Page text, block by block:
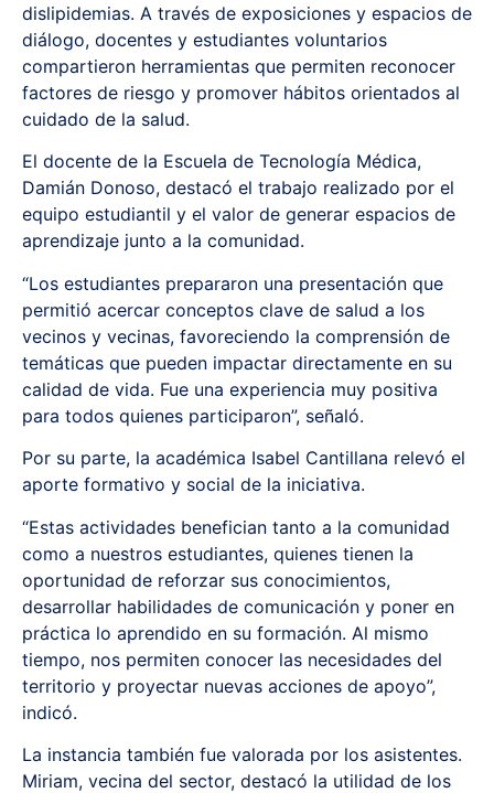
dislipidemias. A través de exposiciones y espacios de
diálogo, docentes y estudiantes voluntarios
compartieron herramientas que permiten reconocer
factores de riesgo y promover hábitos orientados al
cuidado de la salud.
El docente de la Escuela de Tecnología Médica,
Damián Donoso, destacó el trabajo realizado por el
equipo estudiantil y el valor de generar espacios de
aprendizaje junto a la comunidad.
“Los estudiantes prepararon una presentación que
permitió acercar conceptos clave de salud a los
vecinos y vecinas, favoreciendo la comprensión de
temáticas que pueden impactar directamente en su
calidad de vida. Fue una experiencia muy positiva
para todos quienes participaron”, señaló.
Por su parte, la académica Isabel Cantillana relevó el
aporte formativo y social de la iniciativa.
“Estas actividades benefician tanto a la comunidad
como a nuestros estudiantes, quienes tienen la
oportunidad de reforzar sus conocimientos,
desarrollar habilidades de comunicación y poner en
práctica lo aprendido en su formación. Al mismo
tiempo, nos permiten conocer las necesidades del
territorio y proyectar nuevas acciones de apoyo”,
indicó.
La instancia también fue valorada por los asistentes.
Miriam, vecina del sector, destacó la utilidad de los